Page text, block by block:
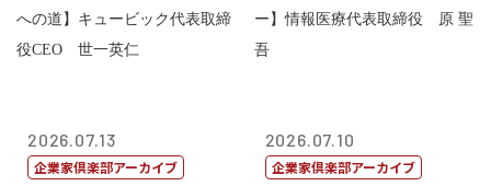
2026.07.13
企業家倶楽部アーカイブ
2026.07.10
企業家倶楽部アーカイブ